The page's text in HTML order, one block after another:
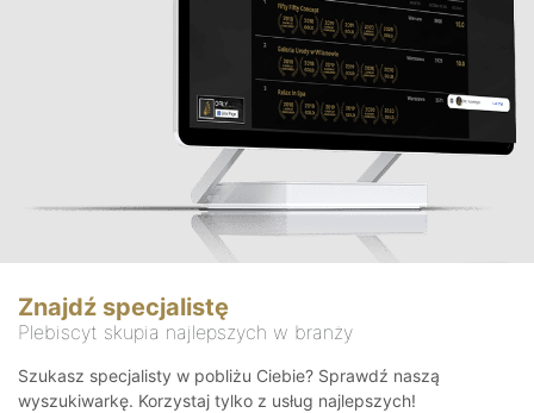
Znajdź specjalistę
Plebiscyt skupia najlepszych w branży
Szukasz specjalisty w pobliżu Ciebie? Sprawdź naszą
wyszukiwarkę. Korzystaj tylko z usług najlepszych!